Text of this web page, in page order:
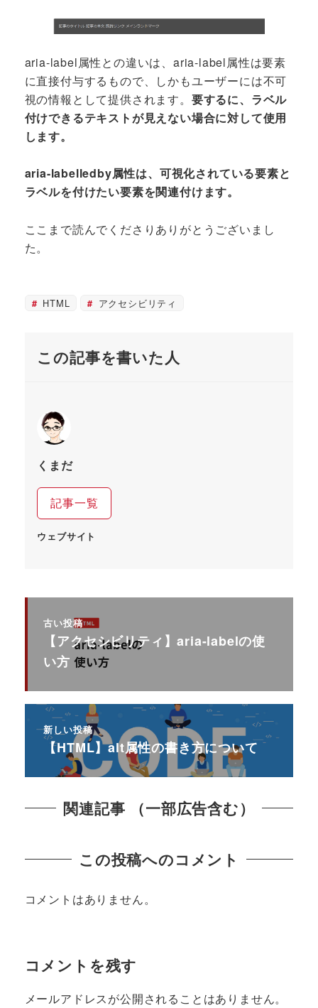
aria-label属性との違いは、aria-label属性は要素
に直接付与するもので、しかもユーザーには不可
視の情報として提供されます。 要するに、ラベル
付けできるテキストが見えない場合に対して使用
します。
aria-labelledby属性は、可視化されている要素と
ラベルを付けたい要素を関連付けます。
ここまで読んでくださりありがとうございまし
た。
HTML アクセシビリティ
この記事を書いた人
くまだ
記事一覧
ウェブサイト
古い投稿
【アクセシビリティ】aria-labelの使
い方
新しい投稿
【HTML】alt属性の書き方について
関連記事 （一部広告含む）
この投稿へのコメント
コメントはありません。
コメントを残す
メールアドレスが公開されることはありません。